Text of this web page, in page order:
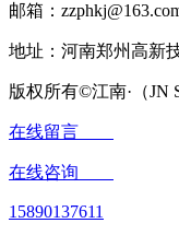
邮箱：
地址：河南郑州高新
版权所有©江南·（JN
在线留言
在线咨询
15890137611